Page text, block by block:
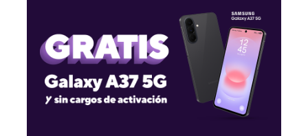
1033 E Alisal St Salinas, CA 93905